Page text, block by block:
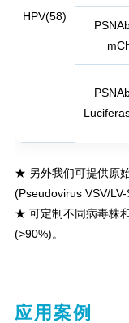
HPV(58)
★ 另外我们可提供原
(Pseudovirus VSV/LV-
★ 可定制不同病毒株
(>90%)。
应用案例